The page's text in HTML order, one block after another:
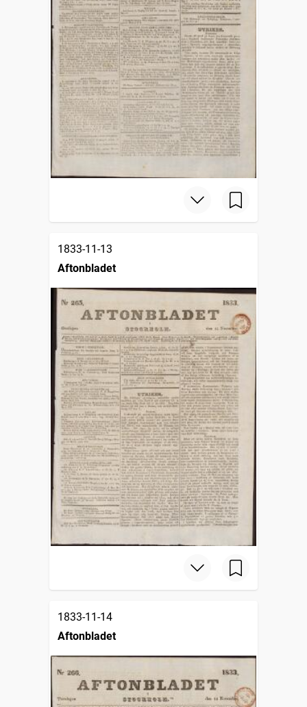
1833-11-13
Aftonbladet
1833-11-14
Aftonbladet